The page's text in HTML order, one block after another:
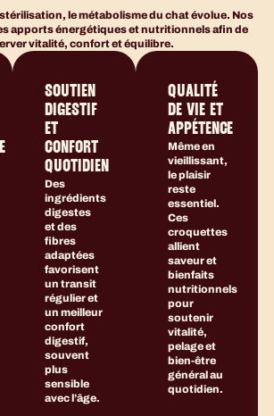
stérilisation, le métabolisme du chat évolue. Nos
apports énergétiques et nutritionnels afin de
vitalité, confort et équilibre.
SOUTIEN
DIGESTIF
ET
CONFORT
QUOTIDIEN
Des
ingrédients
digestes
et des
fibres
adaptées
favorisent
un transit
régulier et
un meilleur
confort
digestif,
souvent
plus
sensible
avec l’âge.
QUALITÉ
DE VIE ET
APPÉTENCE
Même en
vieillissant,
le plaisir
reste
essentiel.
Ces
croquettes
allient
saveur et
bienfaits
nutritionnels
pour
soutenir
vitalité,
pelage et
bien-être
général au
quotidien.